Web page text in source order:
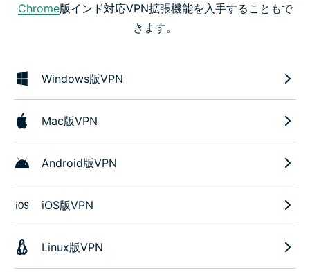
Chrome版インド対応VPN拡張機能を入手することもで
きます。
Windows版VPN
Mac版VPN
Android版VPN
iOS版VPN
Linux版VPN